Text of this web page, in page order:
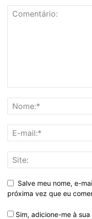
Salve meu nome, e-
próxima vez que eu
Sim, adicione-me à